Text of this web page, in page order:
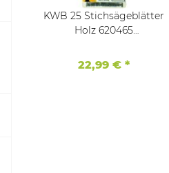
KWB 25 Stichsägeblätter
Holz 620465
extra Holz T144DP
22,99 € *